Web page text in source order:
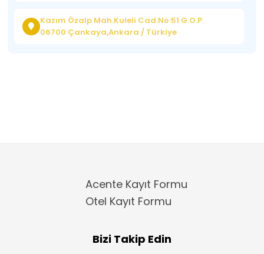
Kazım Özalp Mah.Kuleli Cad.No:51 G.O.P.
06700 Çankaya,Ankara / Türkiye
Acente Kayıt Formu
Otel Kayıt Formu
Bizi Takip Edin